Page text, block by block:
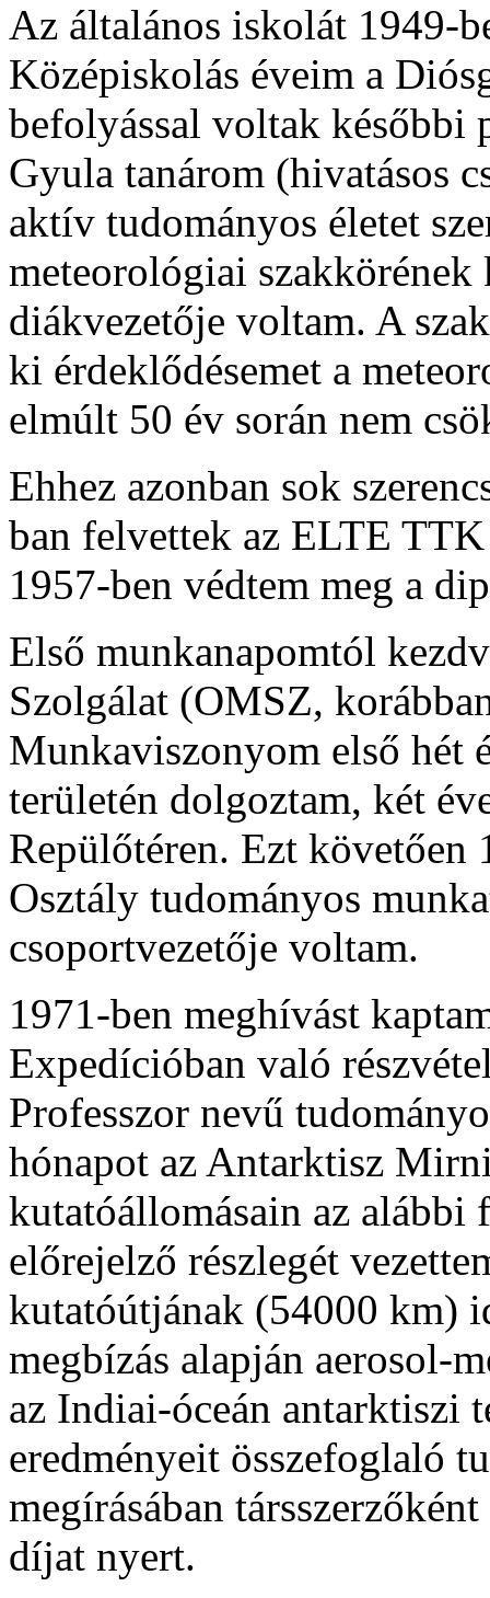
Az általános iskolát 1949-
Középiskolás éveim a
befolyással voltak későbbi
Gyula tanárom (hivatásos
aktív tudományos életet
meteorológiai szakkörének
diákvezetője voltam. A
ki érdeklődésemet a
elmúlt 50 év során nem
Ehhez azonban sok
ban felvettek az ELTE
1957-ben védtem meg a
Első munkanapomtól
Szolgálat (OMSZ,
Munkaviszonyom első hét
területén dolgoztam, két
Repülőtéren. Ezt
Osztály tudományos
csoportvezetője voltam.
1971-ben meghívást
Expedícióban való
Professzor nevű
hónapot az Antarktisz
kutatóállomásain az alábbi
előrejelző részlegét
kutatóútjának (54000 km)
megbízás alapján aerosol-
az Indiai-óceán antarktiszi
eredményeit összefoglaló
megírásában
díjat nyert.